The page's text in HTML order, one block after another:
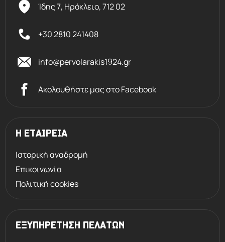
Ίδης 7, Ηράκλειο,712 02
+30 2810 241408
info@pervolarakis1924.gr
Ακολουθήστε μας στο Facebook
Η ΕΤΑΙΡΕΙΑ
Ιστορική αναδρομή
Επικοινωνία
Πολιτική cookies
ΕΞΥΠΗΡΕΤΗΣΗ ΠΕΛΑΤΩΝ